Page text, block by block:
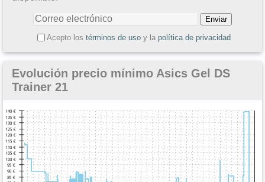
Acepto los términos de usoy la política de privacidad
Evolución precio mínimo Asics Gel DS
Trainer 21